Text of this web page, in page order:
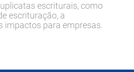
escriturais, como
escrituração, a
impactos para empresas.